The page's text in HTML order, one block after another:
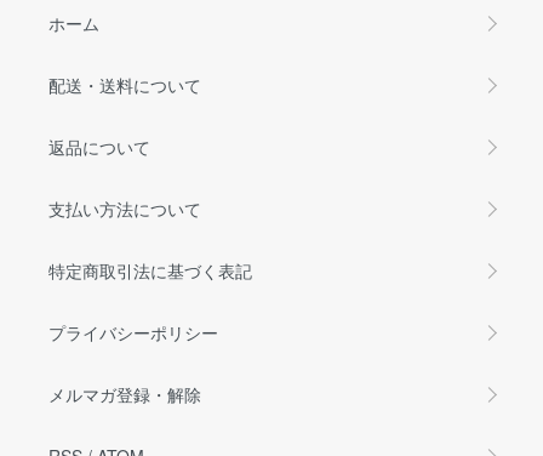
ホーム
配送・送料について
返品について
支払い方法について
特定商取引法に基づく表記
プライバシーポリシー
メルマガ登録・解除